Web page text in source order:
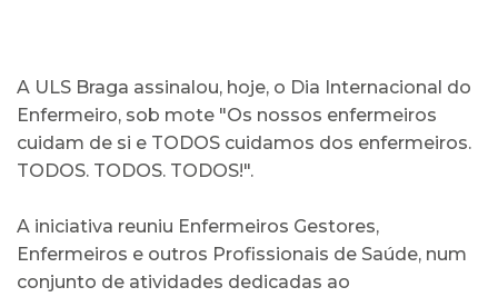
A ULS Braga assinalou, hoje, o Dia Internacional do
Enfermeiro, sob mote "Os nossos enfermeiros
cuidam de si e TODOS cuidamos dos enfermeiros.
TODOS. TODOS. TODOS!".
A iniciativa reuniu Enfermeiros Gestores,
Enfermeiros e outros Profissionais de Saúde, num
conjunto de atividades dedicadas ao